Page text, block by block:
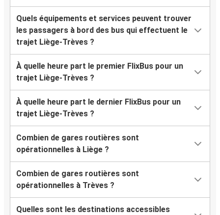
Quels équipements et services peuvent trouver
les passagers à bord des bus qui effectuent le
trajet Liège-Trèves ?
À quelle heure part le premier FlixBus pour un
trajet Liège-Trèves ?
À quelle heure part le dernier FlixBus pour un
trajet Liège-Trèves ?
Combien de gares routières sont
opérationnelles à Liège ?
Combien de gares routières sont
opérationnelles à Trèves ?
Quelles sont les destinations accessibles